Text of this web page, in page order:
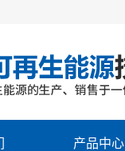
产品中心